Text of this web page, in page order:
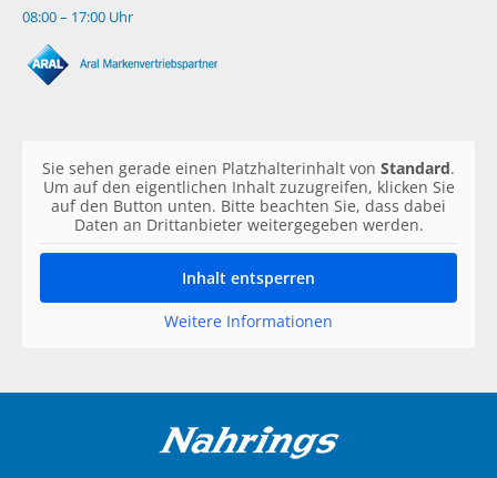
08:00 – 17:00 Uhr
Sie sehen gerade einen Platzhalterinhalt von Standard.
Um auf den eigentlichen Inhalt zuzugreifen, klicken Sie
auf den Button unten. Bitte beachten Sie, dass dabei
Daten an Drittanbieter weitergegeben werden.
Inhalt entsperren
Weitere Informationen